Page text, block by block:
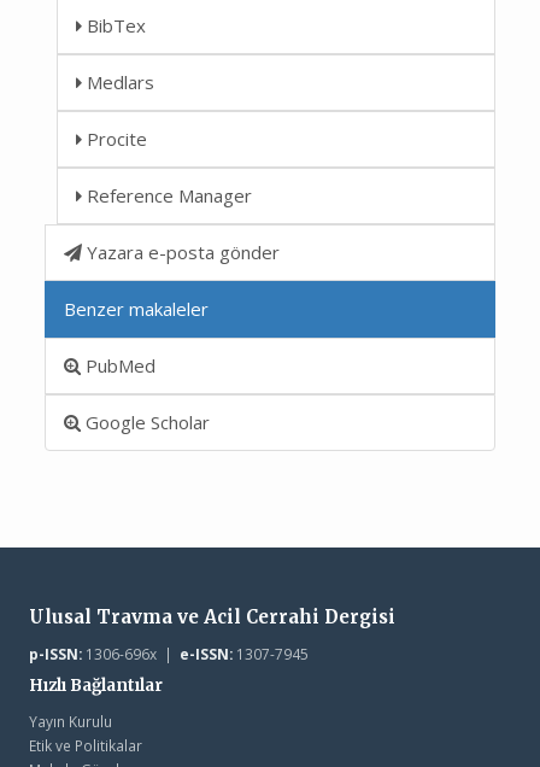
BibTex
Medlars
Procite
Reference Manager
Yazara e-posta gönder
Benzer makaleler
PubMed
Google Scholar
Ulusal Travma ve Acil Cerrahi Dergisi
p-ISSN:1306-696x | e-ISSN:1307-7945
Hızlı Bağlantılar
Yayın Kurulu
Etik ve Politikalar